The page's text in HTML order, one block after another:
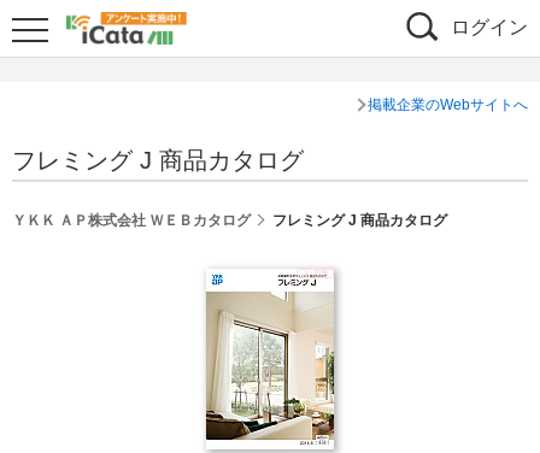
ログイン
掲載企業のWebサイトへ
フレミング J 商品カタログ
ＹＫＫ ＡＰ株式会社 ＷＥＢカタログ フレミング J 商品カタログ